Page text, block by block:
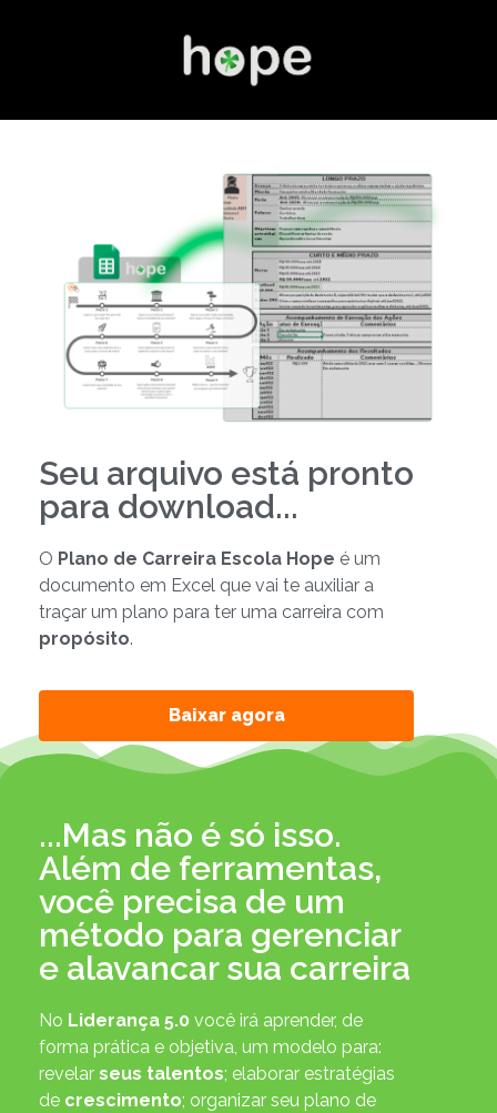
Seu arquivo está pronto
para download...
O Plano de Carreira Escola Hope é um
documento em Excel que vai te auxiliar a
traçar um plano para ter uma carreira com
propósito.
Baixar agora
...Mas não é só isso.
Além de ferramentas,
você precisa de um
método para gerenciar
e alavancar sua carreira
No Liderança 5.0 você irá aprender, de
forma prática e objetiva, um modelo para:
revelar seus talentos; elaborar estratégias
de crescimento; organizar seu plano de